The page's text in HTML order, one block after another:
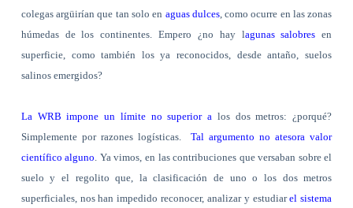
colegas argüirían que tan solo en aguas dulces, como ocurre en las zonas
húmedas de los continentes. Empero ¿no hay lagunas salobresen
superficie, como también los ya reconocidos, desde antaño, suelos
salinos emergidos?
La WRB impone un límite no superior a los dos metros: ¿porqué?
Simplemente por razones logísticas.
Tal argumento no atesora valor
científico alguno . Ya vimos, en las contribuciones que versaban sobre el
suelo y el regolito que, la clasificación de uno o los dos metros
superficiales, nos han impedido reconocer, analizar y estudiarel sistema